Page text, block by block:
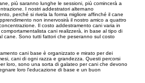
più saranno lunghe le sessioni, più comincerà a
I nostri addestratori alternano
perché si rivela la forma migliore affinché il cane
non innervosirà il nostro amico a quattro
Il costo addestramento cani varia in
cani realizzerà, in base al tipo di
cane. Sono tutti fattori che peseranno sul costo
cani base è organizzato e mirato per dei
cani di ogni razza e grandezza. Questi percorsi
loro, sono una sorta di galateo per cani che devono
loro l'educazione di base e un buon